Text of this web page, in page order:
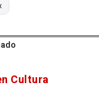
Cultura